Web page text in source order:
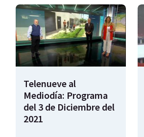
Telenueve al
Mediodía: Programa
del 3 de Diciembre del
2021